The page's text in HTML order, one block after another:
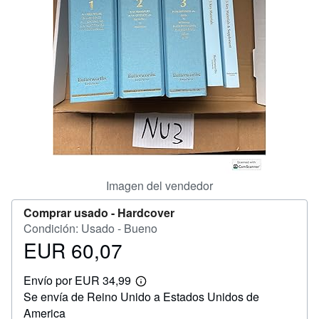
CERRAR
Imagen del vendedor
Comprar usado - Hardcover
Condición: Usado - Bueno
Precio
60,07
EUR 60,07
Envío por EUR 34,99
Más
información
Se envía de Reino Unido a Estados Unidos de
America